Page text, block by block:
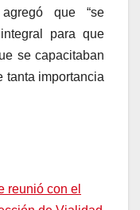
que “se
para que
se capacitaban
tanta importancia
reunió con el